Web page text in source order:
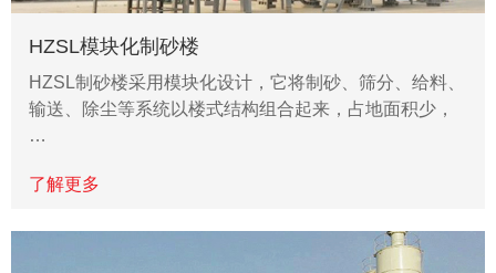
HZSL模块化制砂楼
HZSL制砂楼采用模块化设计，它将制砂、筛分、给料、
输送、除尘等系统以楼式结构组合起来，占地面积少，
…
了解更多